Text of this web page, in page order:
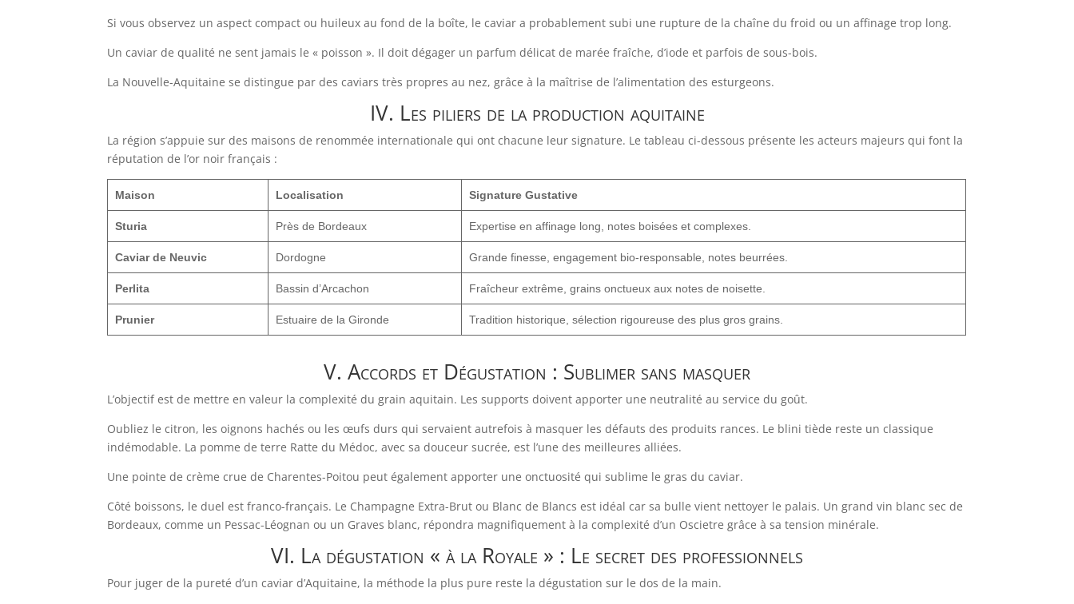
Si vous observez un aspect compact ou huileux au fond de la boîte, le caviar a probablement subi une rupture de la chaîne du froid ou un affinage trop long.
Un caviar de qualité ne sent jamais le « poisson ». Il doit dégager un parfum délicat de marée fraîche, d’iode et parfois de sous-bois.
La Nouvelle-Aquitaine se distingue par des caviars très propres au nez, grâce à la maîtrise de l’alimentation des esturgeons.
IV. Les piliers de la production aquitaine
La région s’appuie sur des maisons de renommée internationale qui ont chacune leur signature. Le tableau ci-dessous présente les acteurs majeurs qui font la
réputation de l’or noir français :
Maison Localisation Signature Gustative
Sturia Près de Bordeaux Expertise en affinage long, notes boisées et complexes.
Caviar de Neuvic Dordogne Grande finesse, engagement bio-responsable, notes beurrées.
Perlita Bassin d’Arcachon Fraîcheur extrême, grains onctueux aux notes de noisette.
Prunier Estuaire de la Gironde Tradition historique, sélection rigoureuse des plus gros grains.
V. Accords et Dégustation : Sublimer sans masquer
L’objectif est de mettre en valeur la complexité du grain aquitain. Les supports doivent apporter une neutralité au service du goût.
Oubliez le citron, les oignons hachés ou les œufs durs qui servaient autrefois à masquer les défauts des produits rances. Le blini tiède reste un classique
indémodable. La pomme de terre Ratte du Médoc, avec sa douceur sucrée, est l’une des meilleures alliées.
Une pointe de crème crue de Charentes-Poitou peut également apporter une onctuosité qui sublime le gras du caviar.
Côté boissons, le duel est franco-français. Le Champagne Extra-Brut ou Blanc de Blancs est idéal car sa bulle vient nettoyer le palais. Un grand vin blanc sec de
Bordeaux, comme un Pessac-Léognan ou un Graves blanc, répondra magnifiquement à la complexité d’un Oscietre grâce à sa tension minérale.
VI. La dégustation « à la Royale » : Le secret des professionnels
Pour juger de la pureté d’un caviar d’Aquitaine, la méthode la plus pure reste la dégustation sur le dos de la main.